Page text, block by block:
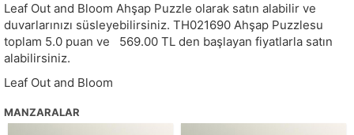
Leaf Out and Bloom Ahşap Puzzle olarak satın alabilir ve
duvarlarınızı süsleyebilirsiniz. TH021690 Ahşap Puzzlesu
toplam 5.0 puan ve 569.00 TL den başlayan fiyatlarla satın
alabilirsiniz.
Leaf Out and Bloom
MANZARALAR